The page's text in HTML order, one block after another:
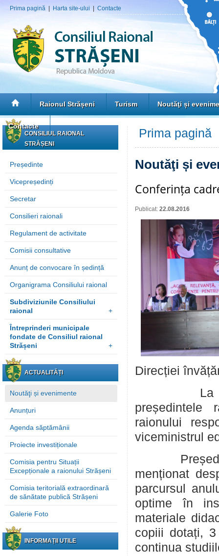
Prima pagină Harta site-ului Contacte
Raionul Strășeni Turism Noutăţi și
Contacte
CONSILIUL RAIONAL
STRĂȘENI
Președinte
Vicepreședinți
Secretar
Consilieri raionali
Regulament de activitate
Comisii consultative
Anunț de convocare în ședință
Organigrama Consiliului raional
Subdiviziunile Consiliului
raional
+
Întreprinderi municipale
fondate de Consiliul raional
Strășeni
+
ACTUALITĂȚI
Noutăţi și evenimente
Anunțuri
Agenda săptămânii
Proiecte investiționale
Comisia pentru Situații
Excepționale a raionului Strășeni
Comisia teritorială extraordinară
de sănătate publică Strășeni
Galerie Foto
INFORMAȚII UTILE
Prima pagină
Noutăţi și
Conferința
Publicat: 22.08.2016
Direcției
La
președintele
raionului
viceministrul
menționat
parcursul
optime în
materiale
copiii dotați,
continua